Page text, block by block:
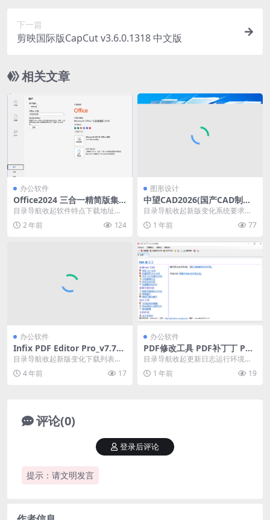
下一篇
剪映国际版CapCut v3.6.0.1318 中文版
相关文章
办公软件
Office2024 三合一精简版集
成运行库2024.12.05
目录导航收起软件特点下载地址目
录导航收起软件特点下载地址由cch
o站长匠心独运的...
2 年前 124
图形设计
中望CAD2026(国产CAD制图
软件)中文修改版
目录导航收起新版变化系统要求下
载地址目录导航收起新版变化系统
要求下载地址中望CA...
1 年前 77
办公软件
Infix PDF Editor Pro_v7.7_
中文修改便携版
目录导航收起新版变化下载列表目
录导航收起新版变化下载列表Infix
PDF Ed...
4 年前 17
办公软件
PDF修改工具 PDF补丁丁 PDF
Patcher（1.1.0.4657）
目录导航收起更新日志运行环境下
载地址目录导航收起更新日志运行
环境下载地址PDF补...
1 年前 19
评论(0)
提示：请文明发言
登录后评论